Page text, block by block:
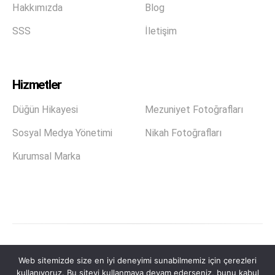
Hakkımızda
SSS
Blog
İletişim
Hizmetler
Düğün Hikayesi
Sosyal Medya Yönetimi
Kurumsal Marka
Mezuniyet Fotoğrafları
Nikah Fotoğrafları
Mahmut Güzel Stüdyo & Medya © 2026. Tüm hakları
Web sitemizde size en iyi deneyimi sunabilmemiz için çerezleri
kullanıyoruz. Bu siteyi kullanmaya devam ederseniz, bunu kabul